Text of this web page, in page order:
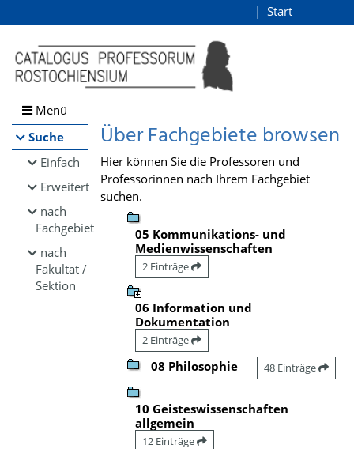
Browsen
direkt zum Inhalt
Start
Menü
Suche
Einfach
Erweitert
nach
Fachgebiet
nach
Fakultät /
Sektion
Über Fachgebiete browsen
Hier können Sie die Professoren und
Professorinnen nach Ihrem Fachgebiet
suchen.
05 Kommunikations- und
Medienwissenschaften
2 Einträge
06 Information und
Dokumentation
2 Einträge
08 Philosophie 48 Einträge
10 Geisteswissenschaften
allgemein
12 Einträge